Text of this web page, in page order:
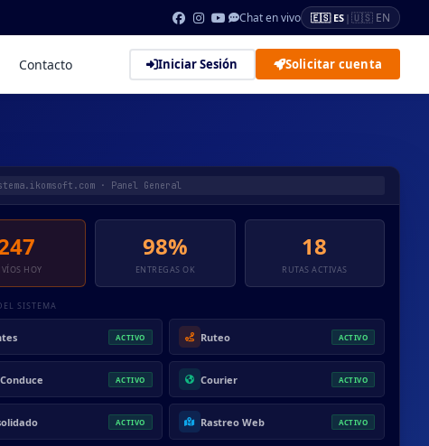
Chat en vivo 🇪🇸 ES | 🇺🇸 EN
Contacto Iniciar Sesión Solicitar cuenta
· Panel General
HOY
98%
ENTREGAS OK
18
RUTAS ACTIVAS
SISTEMA
ACTIVO Ruteo ACTIVO
ACTIVO Courier ACTIVO
ACTIVO Rastreo Web ACTIVO